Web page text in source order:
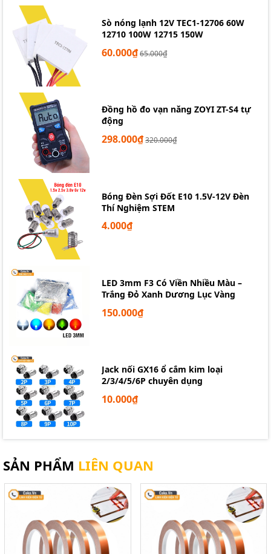
Sò nóng lạnh 12V TEC1-12706 60W
12710 100W 12715 150W
60.000₫65.000₫
Đồng hồ đo vạn năng ZOYI ZT-S4 tự
động
298.000₫320.000₫
Bóng Đèn Sợi Đốt E10 1.5V-12V Đèn
Thí Nghiệm STEM
4.000₫
LED 3mm F3 Có Viền Nhiều Màu –
Trắng Đỏ Xanh Dương Lục Vàng
150.000₫
Jack nối GX16 ổ cắm kim loại
2/3/4/5/6P chuyên dụng
10.000₫
SẢN PHẨM LIÊN QUAN